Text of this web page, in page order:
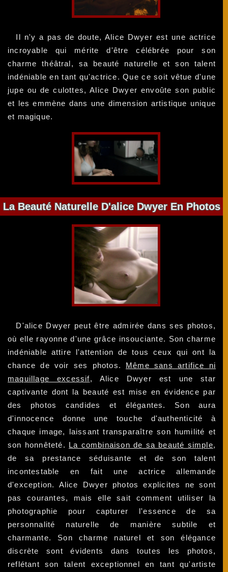
Il n'y a pas de doute, Alice Dwyer est une actrice
incroyable qui mérite d'être célébrée pour son
charme théâtral, sa beauté naturelle et son talent
indéniable en tant qu'actrice. Que ce soit vêtue d'une
jupe ou de culottes, Alice Dwyer envoûte son public
et les emmène dans une dimension artistique unique
et magique.
La Beauté Naturelle D'alice Dwyer En Photos
D'alice Dwyer peut être admirée dans ses photos,
où elle rayonne d'une grâce insouciante. Son charme
indéniable attire l'attention de tous ceux qui ont la
chance de voir ses photos. Même sans artifice ni
maquillage excessif, Alice Dwyer est une star
captivante dont la beauté est mise en évidence par
des photos candides et élégantes. Son aura
d'innocence donne une touche d'authenticité à
chaque image, laissant transparaître son humilité et
son honnêteté. La combinaison de sa beauté simple,
de sa prestance séduisante et de son talent
incontestable en fait une actrice allemande
d'exception. Alice Dwyer photos explicites ne sont
pas courantes, mais elle sait comment utiliser la
photographie pour capturer l'essence de sa
personnalité naturelle de manière subtile et
charmante. Son charme naturel et son élégance
discrète sont évidents dans toutes les photos,
reflétant son talent exceptionnel en tant qu'artiste